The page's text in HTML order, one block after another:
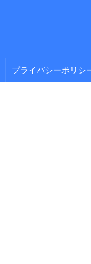
プライバシーポリシ